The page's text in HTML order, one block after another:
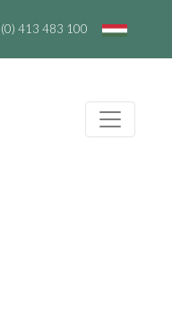
413 483 100